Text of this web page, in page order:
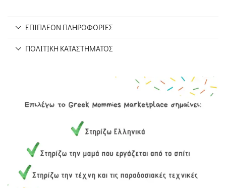
ΕΠΙΠΛΈΟΝ ΠΛΗΡΟΦΟΡΊΕΣ
ΠΟΛΙΤΙΚΉ ΚΑΤΑΣΤΉΜΑΤΟΣ